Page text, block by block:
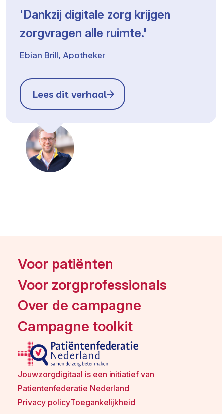
'Dankzij digitale zorg krijgen
zorgvragen alle ruimte.'
Ebian Brill, Apotheker
Lees dit verhaal
Voor patiënten
Voor zorgprofessionals
Over de campagne
Campagne toolkit
Jouwzorgdigitaal is een initiatief van
Patientenfederatie Nederland
Privacy policyToegankelijkheid